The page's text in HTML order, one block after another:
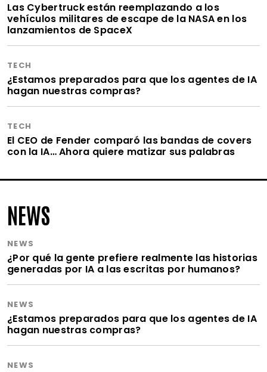
Las Cybertruck están reemplazando a los
vehículos militares de escape de la NASA en los
lanzamientos de SpaceX
TECH
¿Estamos preparados para que los agentes de IA
hagan nuestras compras?
TECH
El CEO de Fender comparó las bandas de covers
con la IA… Ahora quiere matizar sus palabras
NEWS
NEWS
¿Por qué la gente prefiere realmente las historias
generadas por IA a las escritas por humanos?
NEWS
¿Estamos preparados para que los agentes de IA
hagan nuestras compras?
NEWS